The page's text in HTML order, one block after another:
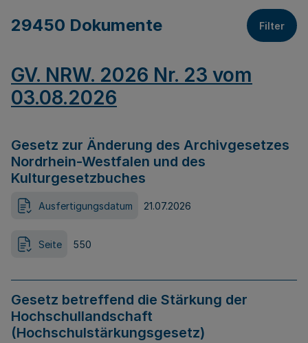
29450 Dokumente Filter
GV. NRW. 2026 Nr. 23 vom
03.08.2026
Gesetz zur Änderung des Archivgesetzes
Nordrhein-Westfalen und des
Kulturgesetzbuches
Ausfertigungsdatum 21.07.2026
Seite 550
Gesetz betreffend die Stärkung der
Hochschullandschaft
(Hochschulstärkungsgesetz)